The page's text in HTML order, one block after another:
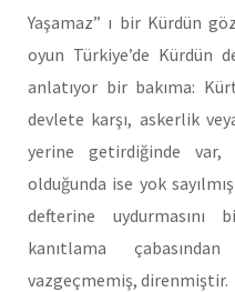
Yaşamaz” ı bir Kürdün
oyun Türkiye’de Kürdün
anlatıyor bir bakıma:
devlete karşı, askerlik
yerine getirdiğinde
olduğunda ise yok
defterine uydurmasını
kanıtlama
vazgeçmemiş, direnmiştir.